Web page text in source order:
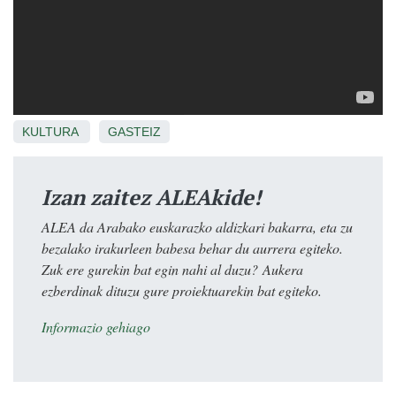
KULTURA GASTEIZ
Izan zaitez ALEAkide!
ALEA da Arabako euskarazko aldizkari bakarra, eta zu
bezalako irakurleen babesa behar du aurrera egiteko.
Zuk ere gurekin bat egin nahi al duzu? Aukera
ezberdinak dituzu gure proiektuarekin bat egiteko.
Informazio gehiago